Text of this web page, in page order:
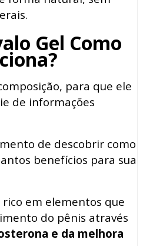
Gel Como
para que ele
de informações
de descobrir como
benefícios para sua
rico em elementos que
do pênis através
e da melhora